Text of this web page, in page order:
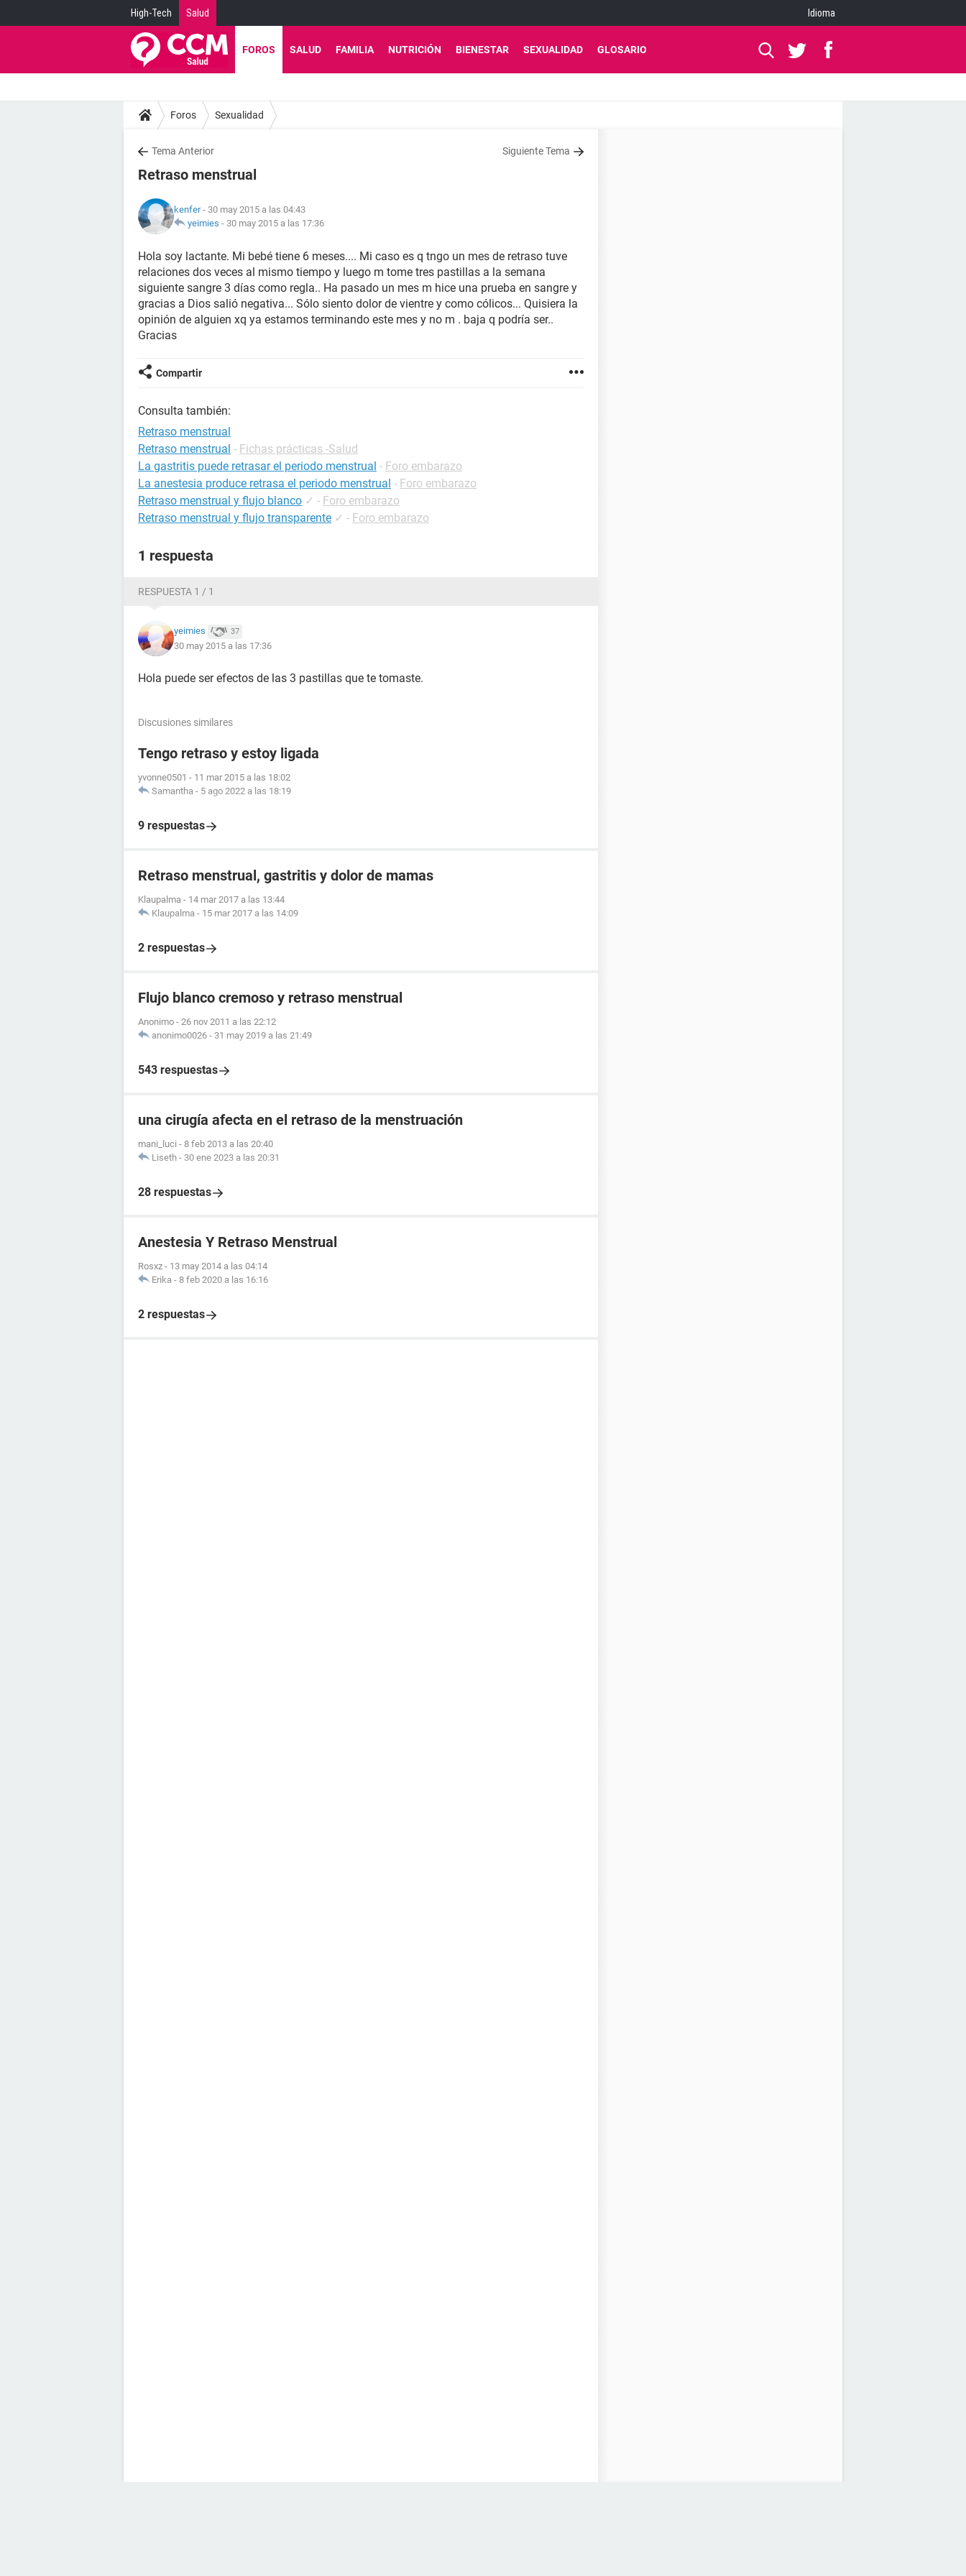
High-Tech Salud Idioma
FOROS SALUD FAMILIA NUTRICIÓN BIENESTAR SEXUALIDAD GLOSARIO
Foros Sexualidad
Tema Anterior Siguiente Tema
Retraso menstrual
kenfer- 30 may 2015 a las 04:43
yeimies - 30 may 2015 a las 17:36
Hola soy lactante. Mi bebé tiene 6 meses.... Mi caso es q tngo un mes de retraso tuve
relaciones dos veces al mismo tiempo y luego m tome tres pastillas a la semana
siguiente sangre 3 días como regla.. Ha pasado un mes m hice una prueba en sangre y
gracias a Dios salió negativa... Sólo siento dolor de vientre y como cólicos... Quisiera la
opinión de alguien xq ya estamos terminando este mes y no m . baja q podría ser..
Gracias
Compartir
Consulta también:
Retraso menstrual
Retraso menstrual - Fichas prácticas -Salud
La gastritis puede retrasar el periodo menstrual - Foro embarazo
La anestesia produce retrasa el periodo menstrual - Foro embarazo
Retraso menstrual y flujo blanco ✓ - Foro embarazo
Retraso menstrual y flujo transparente ✓ - Foro embarazo
1 respuesta
RESPUESTA 1 / 1
yeimies 37
30 may 2015 a las 17:36
Hola puede ser efectos de las 3 pastillas que te tomaste.
Discusiones similares
Tengo retraso y estoy ligada
yvonne0501 - 11 mar 2015 a las 18:02
Samantha - 5 ago 2022 a las 18:19
9 respuestas
Retraso menstrual, gastritis y dolor de mamas
Klaupalma - 14 mar 2017 a las 13:44
Klaupalma - 15 mar 2017 a las 14:09
2 respuestas
Flujo blanco cremoso y retraso menstrual
Anonimo - 26 nov 2011 a las 22:12
anonimo0026 - 31 may 2019 a las 21:49
543 respuestas
una cirugía afecta en el retraso de la menstruación
mani_luci - 8 feb 2013 a las 20:40
Liseth - 30 ene 2023 a las 20:31
28 respuestas
Anestesia Y Retraso Menstrual
Rosxz - 13 may 2014 a las 04:14
Erika - 8 feb 2020 a las 16:16
2 respuestas